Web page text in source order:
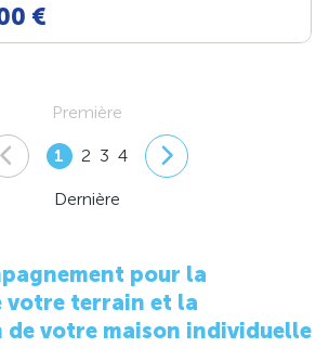
€
Première
1 2 3 4
Dernière
pour la
votre terrain et la
votre maison individuelle